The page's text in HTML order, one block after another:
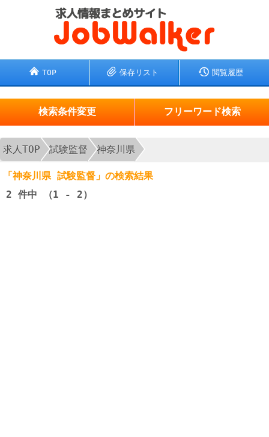
TOP 保存リスト 閲覧履歴
検索条件変更 フリーワード検索
求人TOP 試験監督 神奈川県
「神奈川県 試験監督」の検索結果
2 件中 （1 - 2）